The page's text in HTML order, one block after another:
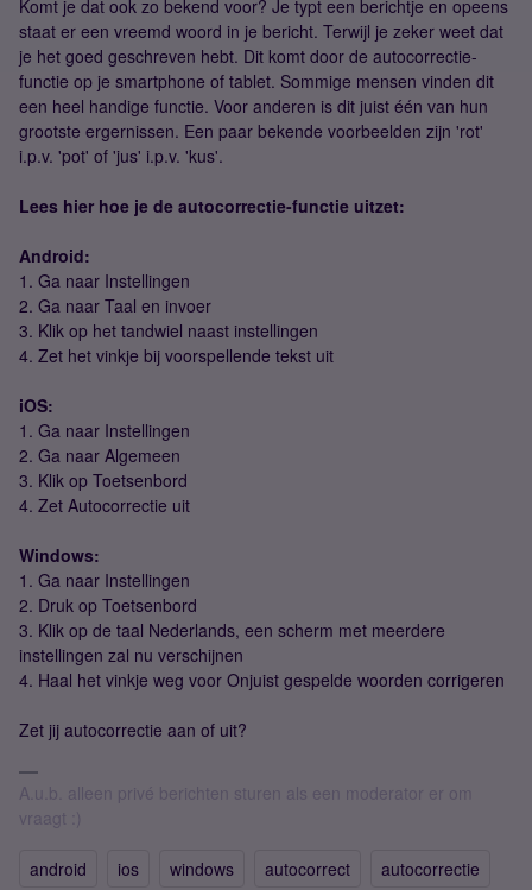
Komt je dat ook zo bekend voor? Je typt een berichtje en opeens
staat er een vreemd woord in je bericht. Terwijl je zeker weet dat
je het goed geschreven hebt. Dit komt door de autocorrectie-
functie op je smartphone of tablet. Sommige mensen vinden dit
een heel handige functie. Voor anderen is dit juist één van hun
grootste ergernissen. Een paar bekende voorbeelden zijn 'rot'
i.p.v. 'pot' of 'jus' i.p.v. 'kus'.
Lees hier hoe je de autocorrectie-functie uitzet:
Android:
1. Ga naar Instellingen
2. Ga naar Taal en invoer
3. Klik op het tandwiel naast instellingen
4. Zet het vinkje bij voorspellende tekst uit
iOS:
1. Ga naar Instellingen
2. Ga naar Algemeen
3. Klik op Toetsenbord
4. Zet Autocorrectie uit
Windows:
1. Ga naar Instellingen
2. Druk op Toetsenbord
3. Klik op de taal Nederlands, een scherm met meerdere
instellingen zal nu verschijnen
4. Haal het vinkje weg voor Onjuist gespelde woorden corrigeren
Zet jij autocorrectie aan of uit?
A.u.b. alleen privé berichten sturen als een moderator er om
vraagt :)
android ios windows autocorrect autocorrectie